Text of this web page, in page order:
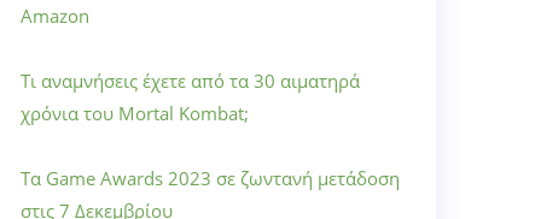
Amazon
Τι αναμνήσεις έχετε από τα 30 αιματηρά
χρόνια του Mortal Kombat;
Τα Game Awards 2023 σε ζωντανή μετάδοση
στις 7 Δεκεμβρίου